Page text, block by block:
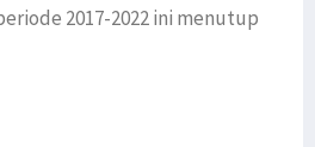
2017-2022 ini menutup